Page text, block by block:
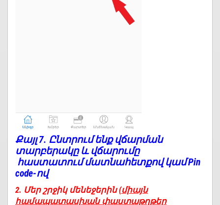
Քայլ 7. Ընտրում ենք վճարման
տարբերակը և վճարումը
հաստատում մատնահետքով կամ Pin
code-ով
2. Մեր շրջիկ մենեջերին(միայն
համապատասխան փաստաթղթեր